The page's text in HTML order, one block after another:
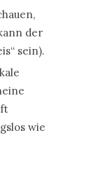
der
sein).
wie